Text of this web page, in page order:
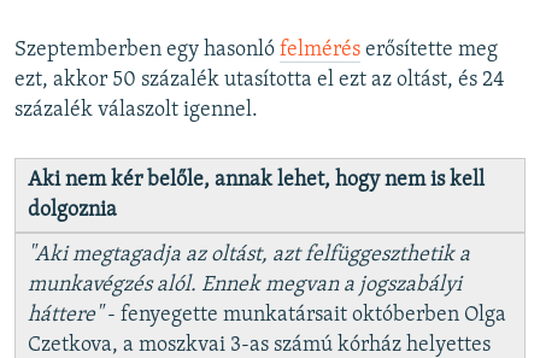
Szeptemberben egy hasonló felmérés erősítette meg
ezt, akkor 50 százalék utasította el ezt az oltást, és 24
százalék válaszolt igennel.
Aki nem kér belőle, annak lehet, hogy nem is kell
dolgoznia
"Aki megtagadja az oltást, azt felfüggeszthetik a
munkavégzés alól. Ennek megvan a jogszabályi
háttere"- fenyegette munkatársait októberben Olga
Czetkova, a moszkvai 3-as számú kórház helyettes